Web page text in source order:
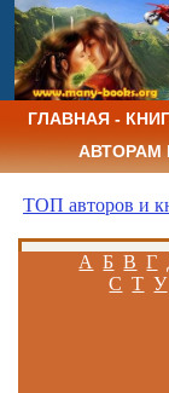
ГЛАВНАЯ -
АВТОРАМ
ТОП авторов и
А Б В Г
С Т У